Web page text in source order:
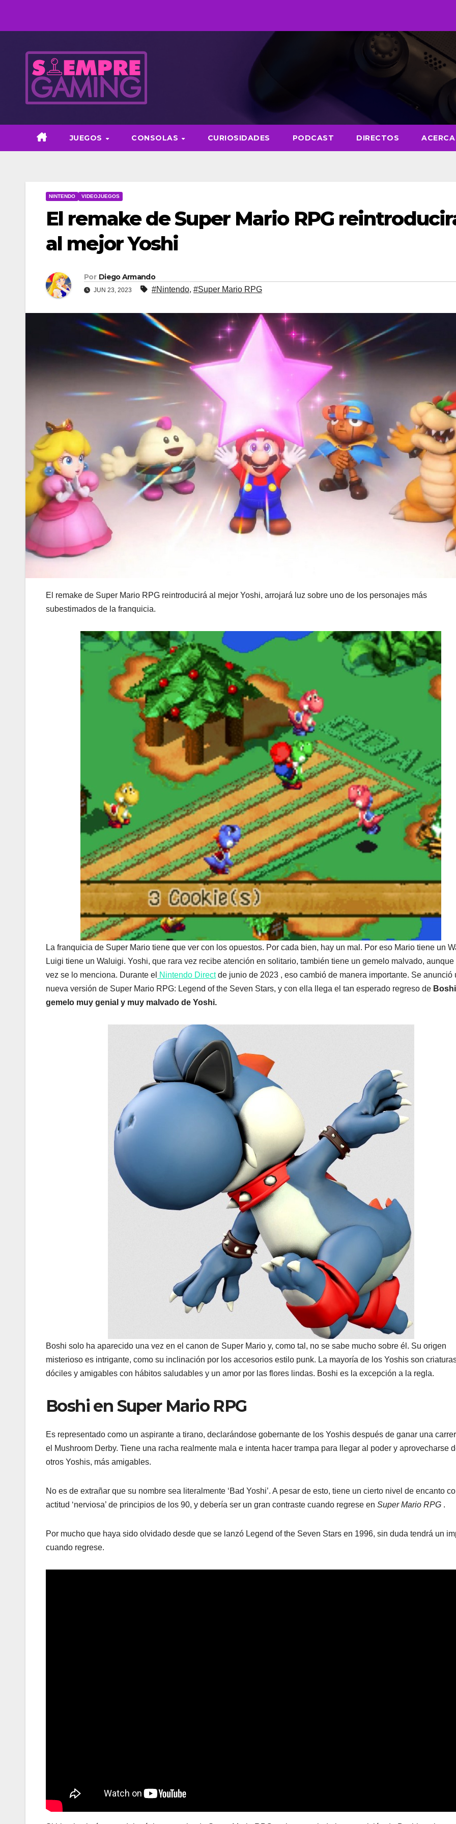
JUEGOS CONSOLAS CURIOSIDADES PODCAST DIRECTOS
NINTENDO VIDEOJUEGOS
El remake de Super Mario RPG
al mejor Yoshi
Por Diego Armando
JUN 23, 2023 #Nintendo, #Super Mario RPG
El remake de Super Mario RPG reintroducirá al mejor Yoshi, arrojará luz sobre uno de los personajes más
subestimados de la franquicia.
La franquicia de Super Mario tiene que ver con los opuestos. Por cada bien, hay un mal. Por eso Mario tiene un
Luigi tiene un Waluigi. Yoshi, que rara vez recibe atención en solitario, también tiene un gemelo malvado, aunque
vez se lo menciona. Durante el Nintendo Directde junio de 2023 , eso cambió de manera importante. Se anunció
nueva versión de Super Mario RPG: Legend of the Seven Stars, y con ella llega el tan esperado regreso de
gemelo muy genial y muy malvado de Yoshi.
Boshi solo ha aparecido una vez en el canon de Super Mario y, como tal, no se sabe mucho sobre él. Su origen
misterioso es intrigante, como su inclinación por los accesorios estilo punk. La mayoría de los Yoshis son
dóciles y amigables con hábitos saludables y un amor por las flores lindas. Boshi es la excepción a la regla.
Boshi en Super Mario RPG
Es representado como un aspirante a tirano, declarándose gobernante de los Yoshis después de ganar una
el Mushroom Derby. Tiene una racha realmente mala e intenta hacer trampa para llegar al poder y aprovecharse
otros Yoshis, más amigables.
No es de extrañar que su nombre sea literalmente ‘Bad Yoshi’. A pesar de esto, tiene un cierto nivel de encanto
actitud ‘nerviosa’ de principios de los 90, y debería ser un gran contraste cuando regrese en Super Mario RPG .
Por mucho que haya sido olvidado desde que se lanzó Legend of the Seven Stars en 1996, sin duda tendrá un
cuando regrese.